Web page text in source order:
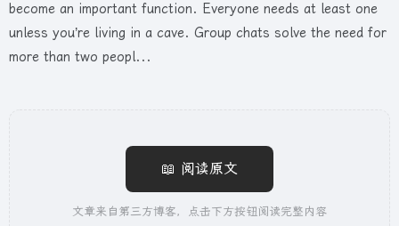
become an important function. Everyone needs at least one
unless you’re living in a cave. Group chats solve the need for
more than two peopl...
📖 阅读原文
文章来自第三方博客，点击下方按钮阅读完整内容